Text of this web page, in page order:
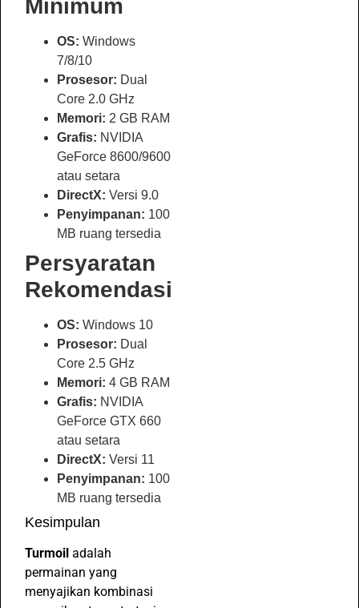
Minimum
OS: Windows
7/8/10
Prosesor: Dual
Core 2.0 GHz
Memori: 2 GB RAM
Grafis: NVIDIA
GeForce 8600/9600
atau setara
DirectX: Versi 9.0
Penyimpanan: 100
MB ruang tersedia
Persyaratan
Rekomendasi
OS: Windows 10
Prosesor: Dual
Core 2.5 GHz
Memori: 4 GB RAM
Grafis: NVIDIA
GeForce GTX 660
atau setara
DirectX: Versi 11
Penyimpanan: 100
MB ruang tersedia
Kesimpulan
Turmoil adalah
permainan yang
menyajikan kombinasi